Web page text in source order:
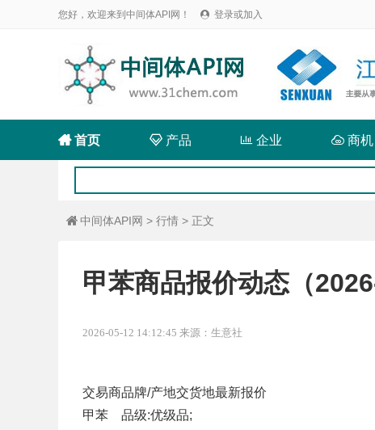
您好，欢迎来到中间体API网！  登录或加入
首页 产品  企业  商机
 中间体API网 > 行情 > 正文
甲苯商品报价动态（
2026-05-12 14:12:45 来源：生意社
交易商品牌/产地交货地最新报价
甲苯 品级:优级品;